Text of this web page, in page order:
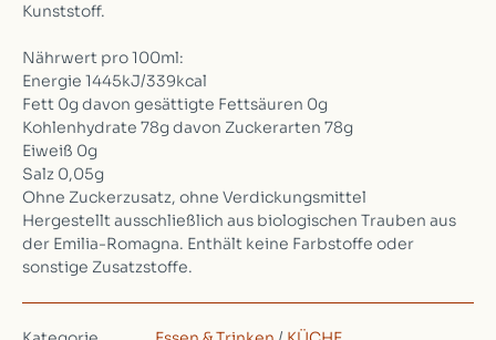
Kunststoff.
Nährwert pro 100ml:
Energie 1445kJ/339kcal
Fett 0g davon gesättigte Fettsäuren 0g
Kohlenhydrate 78g davon Zuckerarten 78g
Eiweiß 0g
Salz 0,05g
Ohne Zuckerzusatz, ohne Verdickungsmittel
Hergestellt ausschließlich aus biologischen Trauben aus
der Emilia-Romagna. Enthält keine Farbstoffe oder
sonstige Zusatzstoffe.